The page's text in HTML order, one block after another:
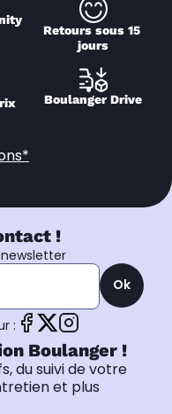
Retours sous 15
jours
Boulanger Drive
!
Ok
:
Boulanger !
du suivi de votre
et plus